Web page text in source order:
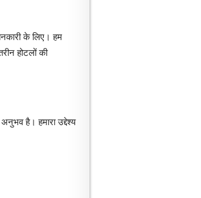
के लिए। हम
होटलों की
है। हमारा उद्देश्य